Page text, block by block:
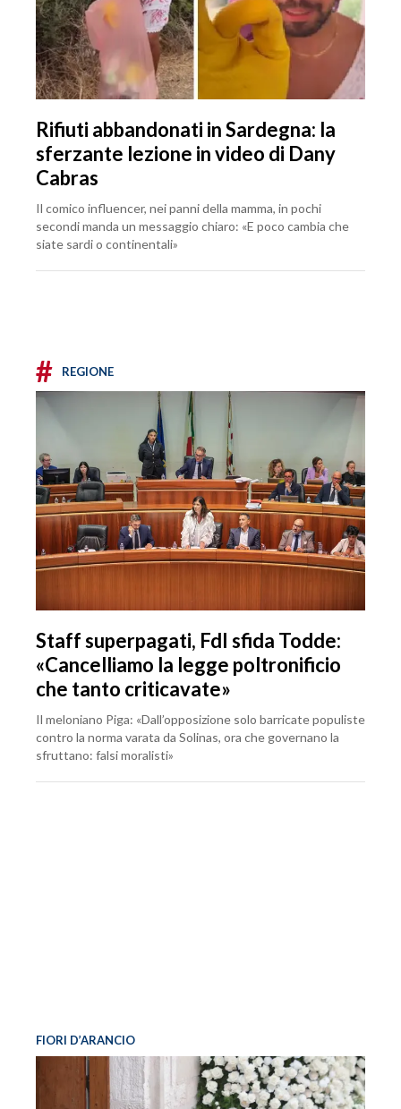
Rifiuti abbandonati in Sardegna: la
sferzante lezione in video di Dany
Cabras
Il comico influencer, nei panni della mamma, in pochi
secondi manda un messaggio chiaro: «E poco cambia che
siate sardi o continentali»
# REGIONE
Staff superpagati, FdI sfida Todde:
«Cancelliamo la legge poltronificio
che tanto criticavate»
Il meloniano Piga: «Dall’opposizione solo barricate populiste
contro la norma varata da Solinas, ora che governano la
sfruttano: falsi moralisti»
FIORI D’ARANCIO